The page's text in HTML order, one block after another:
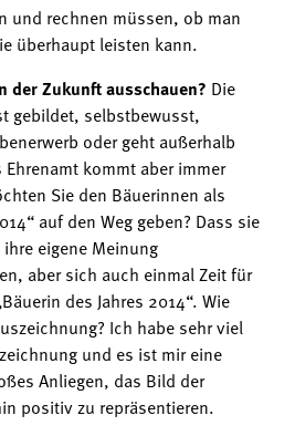
und rechnen müssen, ob man
überhaupt leisten kann.
der Zukunft ausschauen? Die
gebildet, selbstbewusst,
oder geht außerhalb
kommt aber immer
Sie den Bäuerinnen als
auf den Weg geben? Dass sie
eigene Meinung
aber sich auch einmal Zeit für
des Jahres 2014“. Wie
Ich habe sehr viel
und es ist mir eine
Anliegen, das Bild der
positiv zu repräsentieren.